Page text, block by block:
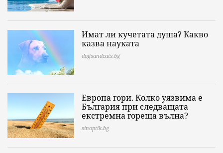
Имат ли кучетата душа? Какво
казва науката
dogsandcats.bg
Европа гори. Колко уязвима е
България при следващата
екстремна гореща вълна?
sinoptik.bg